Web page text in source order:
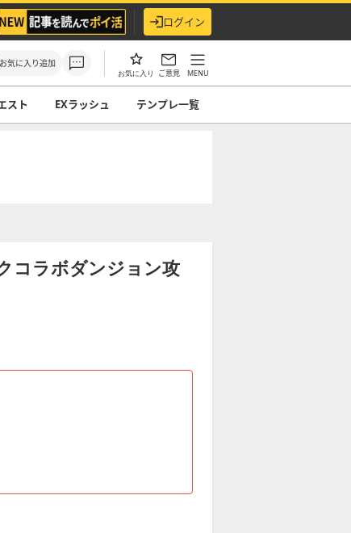
ログイン
お気に入り追加
お気に入り ご意見 MENU
スト EXラッシュ テンプレ一覧
コラボダンジョン攻